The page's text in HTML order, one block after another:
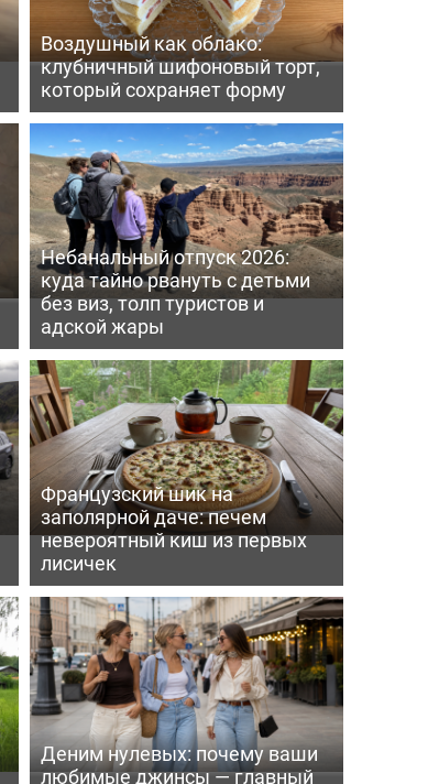
Воздушный как облако:
клубничный шифоновый торт,
который сохраняет форму
Небанальный отпуск 2026:
куда тайно рвануть с детьми
без виз, толп туристов и
адской жары
Французский шик на
заполярной даче: печем
невероятный киш из первых
лисичек
Деним нулевых: почему ваши
любимые джинсы — главный